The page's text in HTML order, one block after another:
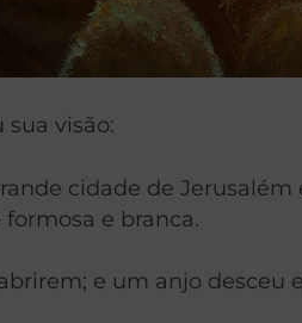
sua visão:
cidade de
e branca.
e um anjo